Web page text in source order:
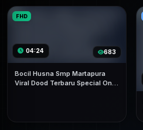
FHD
04:24 683
Bocil Husna Smp Martapura
Viral Dood Terbaru Special On